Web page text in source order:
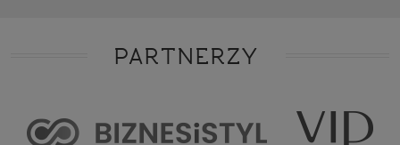
PARTNERZY